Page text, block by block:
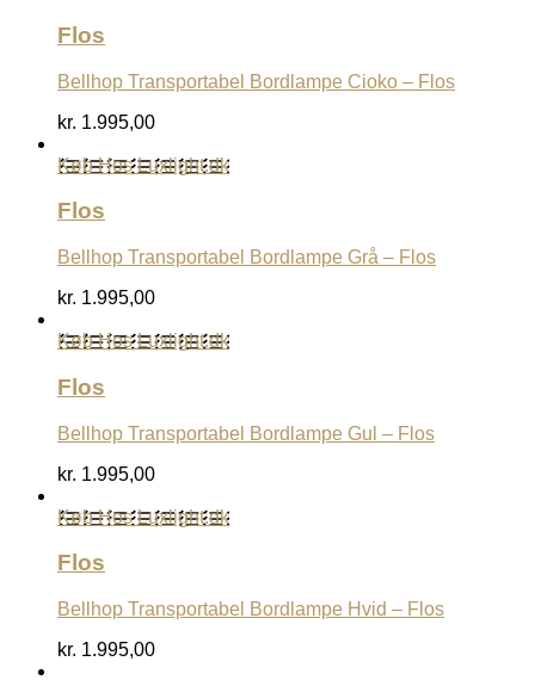
Flos
Bellhop Transportabel Bordlampe Cioko – Flos
kr. 1.995,00
Køb Hos Luxlight.dk
Flos
Bellhop Transportabel Bordlampe Grå – Flos
kr. 1.995,00
Køb Hos Luxlight.dk
Flos
Bellhop Transportabel Bordlampe Gul – Flos
kr. 1.995,00
Køb Hos Luxlight.dk
Flos
Bellhop Transportabel Bordlampe Hvid – Flos
kr. 1.995,00